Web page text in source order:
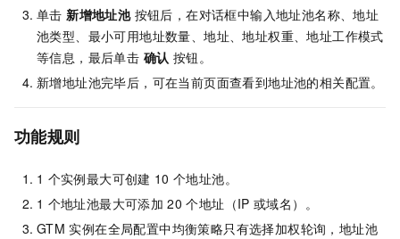
单击新增地址池按钮后，在对话框中输入地址池名称、地址
池类型、最小可用地址数量、地址、地址权重、地址工作模式
等信息，最后单击 确认 按钮。
新增地址池完毕后，可在当前页面查看到地址池的相关配置。
功能规则
1 个实例最大可创建 10 个地址池。
1 个地址池最大可添加 20 个地址（IP 或域名）。
GTM 实例在全局配置中均衡策略只有选择加权轮询，地址池